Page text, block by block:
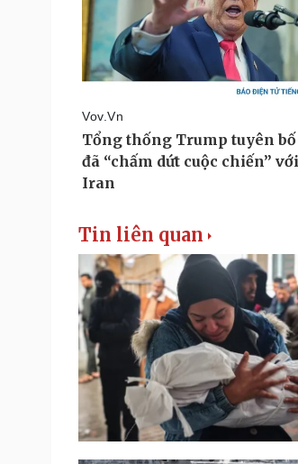
Tin liên quan